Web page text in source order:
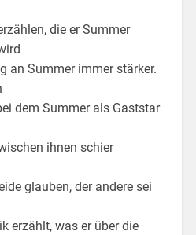
die er Summer
an Summer immer stärker.
dem Summer als Gaststar
ihnen schier
glauben, der andere sei
erzählt, was er über die